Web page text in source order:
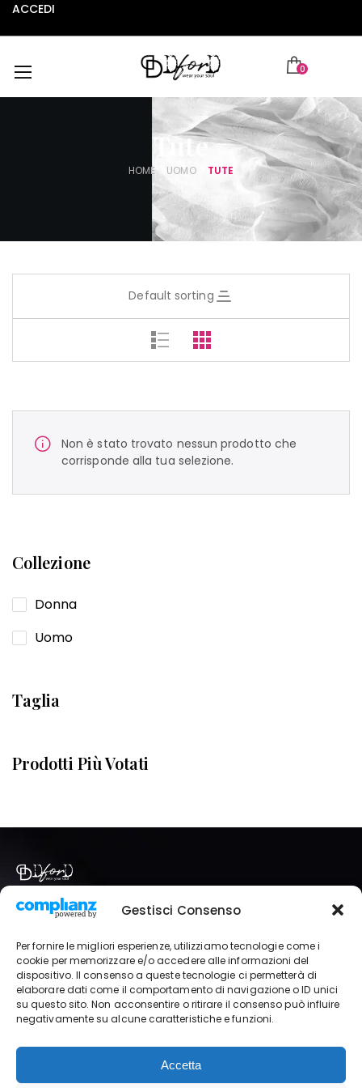
Gestisci Consenso
Per fornire le migliori esperienze, utilizziamo tecnologie come i
cookie per memorizzare e/o accedere alle informazioni del
dispositivo. Il consenso a queste tecnologie ci permetterà di
elaborare dati come il comportamento di navigazione o ID unici
su questo sito. Non acconsentire o ritirare il consenso può influire
negativamente su alcune caratteristiche e funzioni.
Accetta
ACCEDI
0
Tute
HOME UOMO TUTE
Default sorting
Collezione
Donna
Uomo
Taglia
Prodotti Più Votati
Non è stato trovato nessun prodotto che
corrisponde alla tua selezione.
+39 333 821 6295
dford.abbigliamento@gmail.com
P.IVA | 11989690968
SHOP IL MIO ACCOUNT
NEGOZIO
TERMINI E CONDIZIONI
PRIVACY POLICY
© Copyright 2024. Designed
byPMA